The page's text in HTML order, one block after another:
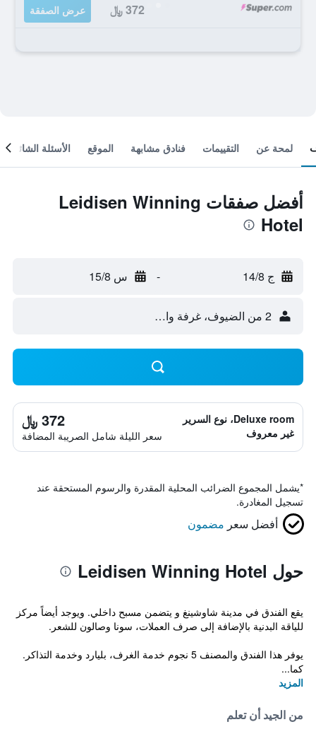
372 ﷼ عرض الصفقة
لمحة عن التقييمات فنادق مشابهة الموقع الأسئلة الشائعة
أفضل صفقات Leidisen Winning
Hotel
ج 14/8 - س 15/8
2 من الضيوف، غرفة واحدة
Deluxe room، نوع السرير
غير معروف
372 ﷼
سعر الليلة شامل الصريبة المضافة
*يشمل المجموع الضرائب المحلية المقدرة والرسوم المستحقة عند
تسجيل المغادرة.
أفضل سعر مضمون
حول Leidisen Winning Hotel
يقع الفندق في مدينة شاوشينغ و يتضمن مسبح داخلي. ويوجد أيضاً مركز
للياقة البدنية بالإضافة إلى صرف العملات، سونا وصالون للشعر.
يوفر هذا الفندق والمصنف 5 نجوم خدمة الغرف، بليارد وخدمة التذاكر.
كما...
المزيد
من الجيد أن تعلم